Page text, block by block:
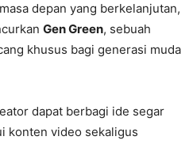
depan yang berkelanjutan,
Gen Green, sebuah
khusus bagi generasi muda
dapat berbagi ide segar
konten video sekaligus